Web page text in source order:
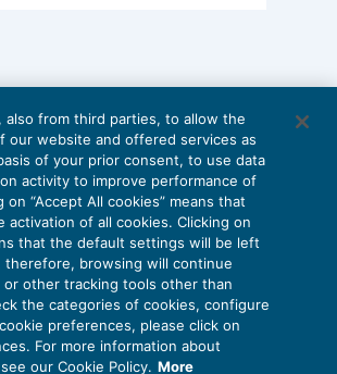
Privacy Policy
also from third parties, to allow the
our website and offered services as
of your prior consent, to use data
activity to improve performance of
on “Accept All cookies” means that
activation of all cookies. Clicking on
that the default settings will be left
therefore, browsing will continue
other tracking tools other than
the categories of cookies, configure
preferences, please click on
For more information about
our Cookie Policy. More